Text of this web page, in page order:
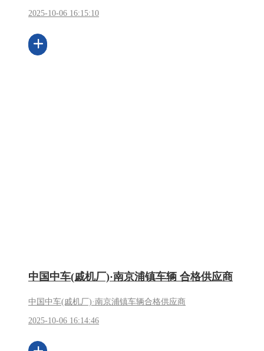
2025-10-06 16:15:10
中国中车(戚机厂)·南京浦镇车辆 合格供应商
中国中车(戚机厂)·南京浦镇车辆合格供应商
2025-10-06 16:14:46